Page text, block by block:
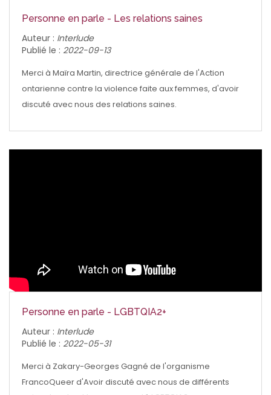
Personne en parle - Les relations saines
Auteur : Interlude
Publié le : 2022-09-13
Merci à Maïra Martin, directrice générale de l'Action
ontarienne contre la violence faite aux femmes, d'avoir
discuté avec nous des relations saines.
Personne en parle - LGBTQIA2+
Auteur : Interlude
Publié le : 2022-05-31
Merci à Zakary-Georges Gagné de l'organisme
FrancoQueer d'Avoir discuté avec nous de différents